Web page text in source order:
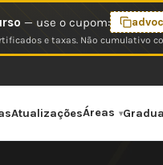
— use o cupom:
e taxas. Não cumulativo
AtualizaçõesÁreas